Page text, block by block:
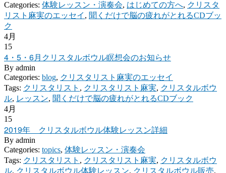
Categories: 体験レッスン・演奏会, はじめての方へ, クリスタ
リスト麻実のエッセイ , 聞くだけで脳の疲れがとれるCDブッ
ク
4月
15
4・5・6月クリスタルボウル瞑想会のお知らせ
By admin
Categories: blog, クリスタリスト麻実のエッセイ
Tags: クリスタリスト , クリスタリスト麻実, クリスタルボウ
ル, レッスン, 聞くだけで脳の疲れがとれるCDブック
4月
15
2019年 クリスタルボウル体験レッスン詳細
By admin
Categories: topics, 体験レッスン・演奏会
Tags: クリスタリスト , クリスタリスト麻実, クリスタルボウ
ル, クリスタルボウル体験レッスン, クリスタルボウル販売,